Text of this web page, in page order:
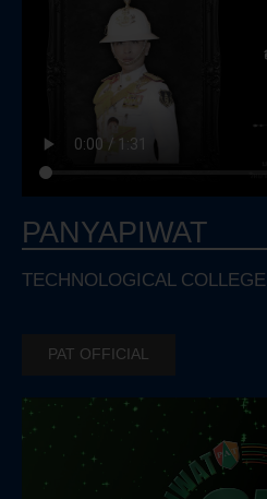
PANYAPIWAT
TECHNOLOGICAL COLLEGE
PAT OFFICIAL